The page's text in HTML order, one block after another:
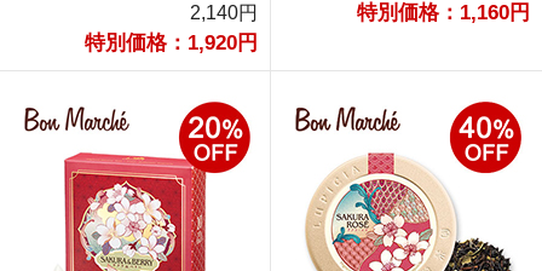
2,140円
特別価格：1,920円
特別価格：1,160円